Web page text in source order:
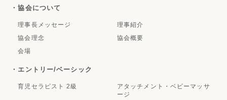
・協会について
理事長メッセージ
理事紹介
協会理念
協会概要
会場
・エントリー/ベーシック
育児セラピスト 2級
アタッチメント・ベビーマッサ
ージ